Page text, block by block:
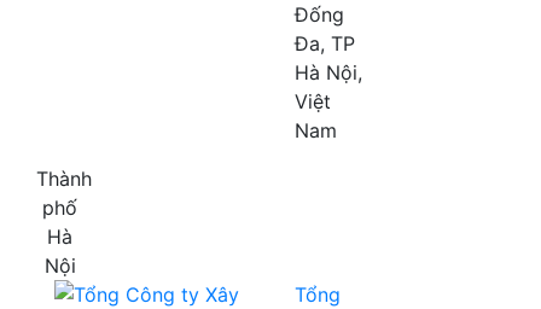
Đống
Đa, TP
Hà Nội,
Việt
Nam
Thành
phố
Hà
Nội
Tổng